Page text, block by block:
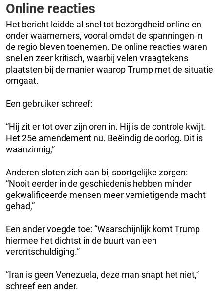
Online reacties
Het bericht leidde al snel tot bezorgdheid online en
onder waarnemers, vooral omdat de spanningen in
de regio bleven toenemen. De online reacties waren
snel en zeer kritisch, waarbij velen vraagtekens
plaatsten bij de manier waarop Trump met de situatie
omgaat.
Een gebruiker schreef:
“Hij zit er tot over zijn oren in. Hij is de controle kwijt.
Het 25e amendement nu. Beëindig de oorlog. Dit is
waanzinnig,”
Anderen sloten zich aan bij soortgelijke zorgen:
“Nooit eerder in de geschiedenis hebben minder
gekwalificeerde mensen meer vernietigende macht
gehad,”
Een ander voegde toe: “Waarschijnlijk komt Trump
hiermee het dichtst in de buurt van een
verontschuldiging.”
”Iran is geen Venezuela, deze man snapt het niet,”
schreef een ander.